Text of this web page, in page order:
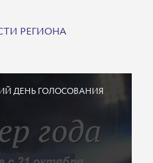
РЕГИОНА
ДЕНЬ ГОЛОСОВАНИЯ